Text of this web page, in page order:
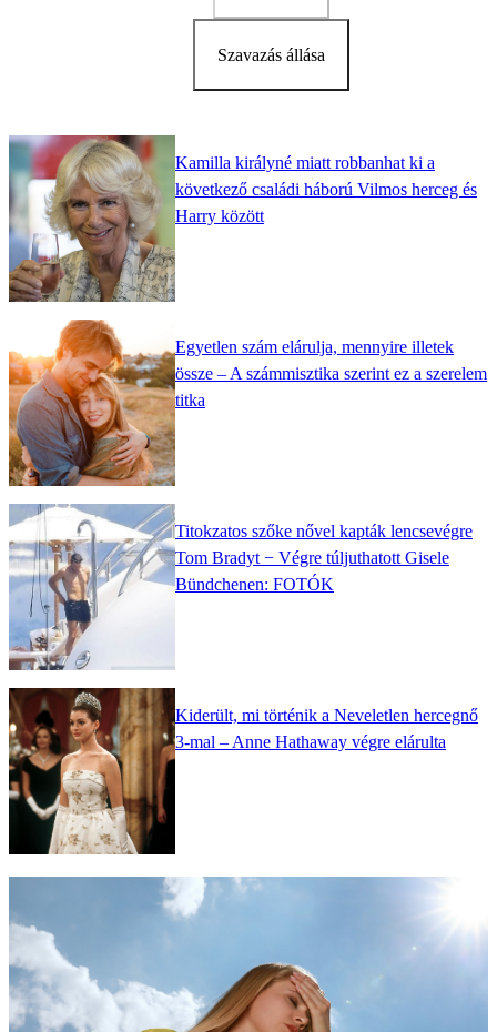
Szavazás állása
Kamilla királyné miatt robbanhat ki a
következő családi háború Vilmos herceg és
Harry között
Egyetlen szám elárulja, mennyire illetek
össze – A számmisztika szerint ez a szerelem
titka
Titokzatos szőke nővel kapták lencsevégre
Tom Bradyt − Végre túljuthatott Gisele
Bündchenen: FOTÓK
Kiderült, mi történik a Neveletlen hercegnő
3-mal – Anne Hathaway végre elárulta